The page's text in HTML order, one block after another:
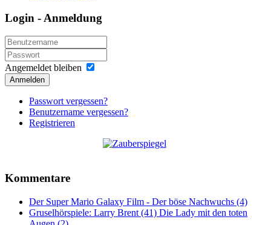
Login - Anmeldung
Angemeldet bleiben
Anmelden
Passwort vergessen?
Benutzername vergessen?
Registrieren
Kommentare
Der Super Mario Galaxy Film - Der böse Nachwuchs (4)
Gruselhörspiele: Larry Brent (41) Die Lady mit den toten